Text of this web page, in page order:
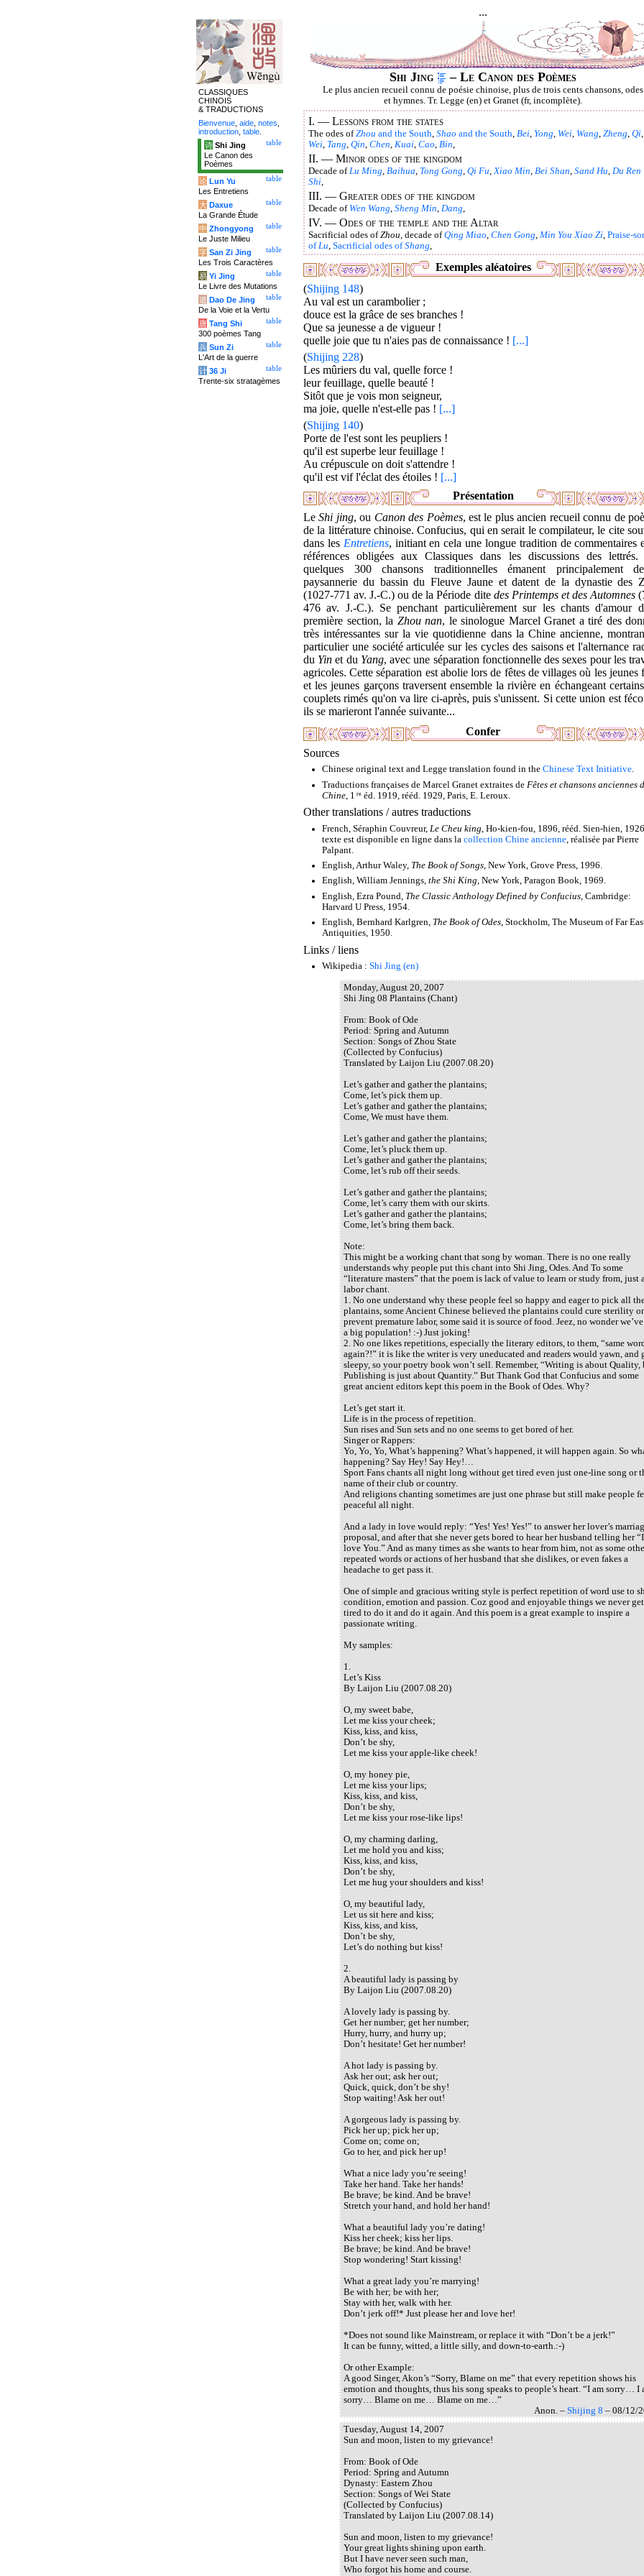
...
Shi Jing – Le Canon des Poèmes
Le plus ancien recueil connu de poésie chinoise, plus de trois cents chansons, odes
et hymnes. Tr. Legge (en) et Granet (fr, incomplète).
I. — Lessons from the states
The odes ofZhou and the South, Shao and the South, Bei, Yong, Wei, Wang, Zheng, Qi,
Wei, Tang, Qin, Chen, Kuai, Cao, Bin,
II. — Minor odes of the kingdom
Decade ofLu Ming, Baihua, Tong Gong, Qi Fu,Xiao Min, Bei Shan, Sand Hu, Du Ren
Shi,
III. — Greater odes of the kingdom
Decade of Wen Wang, Sheng Min, Dang,
IV. — Odes of the temple and the Altar
Sacrificial odes ofZhou, decade ofQing Miao, Chen Gong, Min You Xiao Zi, Praise-
ofLu, Sacrificial odes ofShang,
Exemples aléatoires
(Shijing 148)
Au val est un carambolier ;
douce est la grâce de ses branches !
Que sa jeunesse a de vigueur !
quelle joie que tu n'aies pas de connaissance ! [...]
(Shijing 228)
Les mûriers du val, quelle force !
leur feuillage, quelle beauté !
Sitôt que je vois mon seigneur,
ma joie, quelle n'est-elle pas ! [...]
(Shijing 140)
Porte de l'est sont les peupliers !
qu'il est superbe leur feuillage !
Au crépuscule on doit s'attendre !
qu'il est vif l'éclat des étoiles ! [...]
Présentation
LeShi jing, ou Canon des Poèmes, est le plus ancien recueil connu de
de la littérature chinoise. Confucius, qui en serait le compilateur, le cite
dans les Entretiens, initiant en cela une longue tradition de commentaires
références obligées aux Classiques dans les discussions des lettrés.
quelques 300 chansons traditionnelles émanent principalement
paysannerie du bassin du Fleuve Jaune et datent de la dynastie des
(1027-771 av. J.-C.) ou de la Période dite des Printemps et des Automnes
476 av. J.-C.). Se penchant particulièrement sur les chants d'amour
première section, la Zhou nan, le sinologue Marcel Granet a tiré des
très intéressantes sur la vie quotidienne dans la Chine ancienne,
particulier une société articulée sur les cycles des saisons et l'alternance
du Yin et du Yang, avec une séparation fonctionnelle des sexes pour les
agricoles. Cette séparation est abolie lors de fêtes de villages où les jeunes
et les jeunes garçons traversent ensemble la rivière en échangeant
couplets rimés qu'on va lire ci-après, puis s'unissent. Si cette union est
ils se marieront l'année suivante...
Confer
Sources
Chinese original text and Legge translation found in the Chinese Text Initiative.
Traductions françaises de Marcel Granet extraites de Fêtes et chansons anciennes
Chine, 1 reéd. 1919, rééd. 1929, Paris, E. Leroux.
Other translations / autres traductions
French, Séraphin Couvreur, Le Cheu king , Ho-kien-fou, 1896, rééd. Sien-hien,
texte est disponible en ligne dans la collection Chine ancienne, réalisée par Pierre
Palpant.
English, Arthur Waley, The Book of Songs, New York, Grove Press, 1996.
English, William Jennings, the Shi King, New York, Paragon Book, 1969.
English, Ezra Pound, The Classic Anthology Defined by Confucius, Cambridge:
Harvard U Press, 1954.
English, Bernhard Karlgren, The Book of Odes, Stockholm, The Museum of Far
Antiquities, 1950.
Links / liens
Wikipedia : Shi Jing (en)
Monday, August 20, 2007
Shi Jing 08 Plantains (Chant)
From: Book of Ode
Period: Spring and Autumn
Section: Songs of Zhou State
(Collected by Confucius)
Translated by Laijon Liu (2007.08.20)
Let’s gather and gather the plantains;
Come, let’s pick them up.
Let’s gather and gather the plantains;
Come, We must have them.
Let’s gather and gather the plantains;
Come, let’s pluck them up.
Let’s gather and gather the plantains;
Come, let’s rub off their seeds.
Let’s gather and gather the plantains;
Come, let’s carry them with our skirts.
Let’s gather and gather the plantains;
Come, let’s bring them back.
Note:
This might be a working chant that song by woman. There is no one really
understands why people put this chant into Shi Jing, Odes. And To some
“literature masters” that the poem is lack of value to learn or study from, just
labor chant.
1. No one understand why these people feel so happy and eager to pick all
plantains, some Ancient Chinese believed the plantains could cure sterility or
prevent premature labor, some said it is source of food. Jeez, no wonder
a big population! :-) Just joking!
2. No one likes repetitions, especially the literary editors, to them, “same
again?!” it is like the writer is very uneducated and readers would yawn, and
sleepy, so your poetry book won’t sell. Remember, “Writing is about Quality,
Publishing is just about Quantity.” But Thank God that Confucius and some
great ancient editors kept this poem in the Book of Odes. Why?
Let’s get start it.
Life is in the process of repetition.
Sun rises and Sun sets and no one seems to get bored of her.
Singer or Rappers:
Yo, Yo, Yo, What’s happening? What’s happened, it will happen again. So
happening? Say Hey! Say Hey!…
Sport Fans chants all night long without get tired even just one-line song or
name of their club or country.
And religions chanting sometimes are just one phrase but still make people
peaceful all night.
And a lady in love would reply: “Yes! Yes! Yes!” to answer her lover’s
proposal, and after that she never gets bored to hear her husband telling her “I
love You.” And as many times as she wants to hear from him, not as some
repeated words or actions of her husband that she dislikes, or even fakes a
headache to get pass it.
One of simple and gracious writing style is perfect repetition of word use to
condition, emotion and passion. Coz good and enjoyable things we never get
tired to do it and do it again. And this poem is a great example to inspire a
passionate writing.
My samples:
1.
Let’s Kiss
By Laijon Liu (2007.08.20)
O, my sweet babe,
Let me kiss your cheek;
Kiss, kiss, and kiss,
Don’t be shy,
Let me kiss your apple-like cheek!
O, my honey pie,
Let me kiss your lips;
Kiss, kiss, and kiss,
Don’t be shy,
Let me kiss your rose-like lips!
O, my charming darling,
Let me hold you and kiss;
Kiss, kiss, and kiss,
Don’t be shy,
Let me hug your shoulders and kiss!
O, my beautiful lady,
Let us sit here and kiss;
Kiss, kiss, and kiss,
Don’t be shy,
Let’s do nothing but kiss!
2.
A beautiful lady is passing by
By Laijon Liu (2007.08.20)
A lovely lady is passing by.
Get her number; get her number;
Hurry, hurry, and hurry up;
Don’t hesitate! Get her number!
A hot lady is passing by.
Ask her out; ask her out;
Quick, quick, don’t be shy!
Stop waiting! Ask her out!
A gorgeous lady is passing by.
Pick her up; pick her up;
Come on; come on;
Go to her, and pick her up!
What a nice lady you’re seeing!
Take her hand. Take her hands!
Be brave; be kind. And be brave!
Stretch your hand, and hold her hand!
What a beautiful lady you’re dating!
Kiss her cheek; kiss her lips.
Be brave; be kind. And be brave!
Stop wondering! Start kissing!
What a great lady you’re marrying!
Be with her; be with her;
Stay with her, walk with her.
Don’t jerk off!* Just please her and love her!
*Does not sound like Mainstream, or replace it with “Don’t be a jerk!”
It can be funny, witted, a little silly, and down-to-earth.:-)
Or other Example:
A good Singer, Akon’s “Sorry, Blame on me” that every repetition shows his
emotion and thoughts, thus his song speaks to people’s heart. “I am sorry… I
sorry… Blame on me… Blame on me…”
Anon. – Shijing 8 – 08/12/
Tuesday, August 14, 2007
Sun and moon, listen to my grievance!
From: Book of Ode
Period: Spring and Autumn
Dynasty: Eastern Zhou
Section: Songs of Wei State
(Collected by Confucius)
Translated by Laijon Liu (2007.08.14)
Sun and moon, listen to my grievance!
Your great lights shining upon earth.
But I have never seen such man,
Who forgot his home and course.
CLASSIQUES
CHINOIS
& TRADUCTIONS
Bienvenue aide notes
introduction table
table
诗 Shi Jing
Le Canon des
Poèmes
table
论 Lun Yu
Les Entretiens
table
大 Daxue
La Grande Étude
table
中 Zhongyong
Le Juste Milieu
table
字 San Zi Jing
Les Trois Caractères
table
易 Yi Jing
Le Livre des Mutations
table
道 Dao De Jing
De la Voie et la Vertu
table
唐 Tang Shi
300 poèmes Tang
table
兵 Sun Zi
L'Art de la guerre
table
计 36 Ji
Trente-six stratagèmes